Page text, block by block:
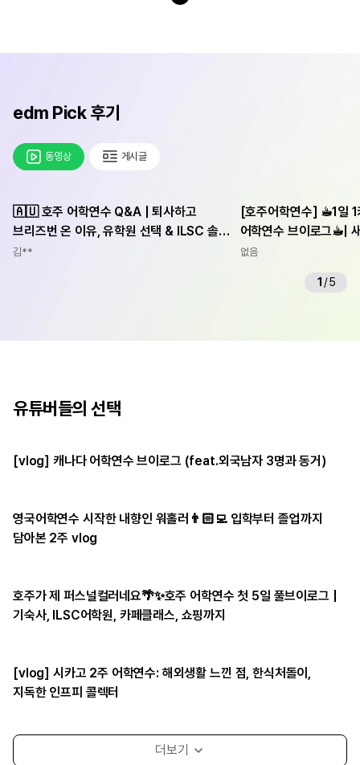
edm Pick 후기
동영상 게시글
🇦🇺 호주 어학연수 Q&A | 퇴사하고
브리즈번 온 이유, 유학원 선택 & ILSC 솔직
후기
김**
[호주어학연수] ☕︎1일
어학연수 브이로그☕︎|
Impact에 가요!, 킴벌
없음
1 /5
유튜버들의 선택
[vlog] 캐나다 어학연수 브이로그 (feat.외국남자 3명과 동거)
영국어학연수 시작한 내향인 워홀러👨🏻‍💻 입학부터 졸업까지
담아본 2주 vlog
호주가 제 퍼스널컬러네요🌴✨호주 어학연수 첫 5일 풀브이로그 |
기숙사, ILSC어학원, 카페클래스, 쇼핑까지
[vlog] 시카고 2주 어학연수: 해외생활 느낀 점, 한식처돌이,
지독한 인프피 콜렉터